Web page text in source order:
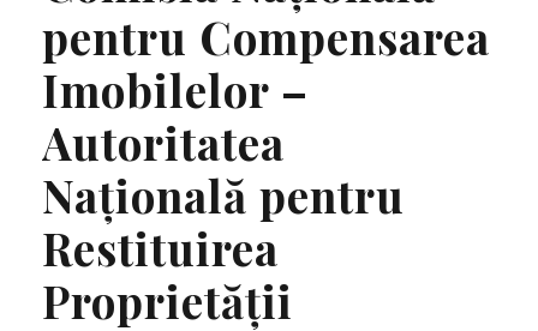
pentru Compensarea
Imobilelor –
Autoritatea
Națională pentru
Restituirea
Proprietății